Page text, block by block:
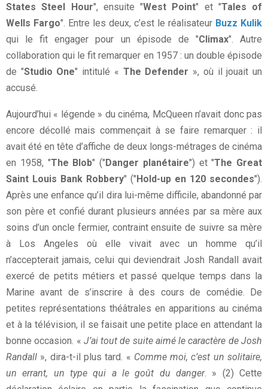
States Steel Hour", ensuite "West Point" et "Tales of
Wells Fargo". Entre les deux, c’est le réalisateur Buzz Kulik
qui le fit engager pour un épisode de "Climax". Autre
collaboration qui le fit remarquer en 1957 : un double épisode
de "Studio One" intitulé « The Defender », où il jouait un
accusé.
Aujourd’hui « légende » du cinéma, McQueen n’avait donc pas
encore décollé mais commençait à se faire remarquer : il
avait été en tête d’affiche de deux longs-métrages de cinéma
en 1958, "The Blob" ("Danger planétaire") et "The Great
Saint Louis Bank Robbery" ("Hold-up en 120 secondes").
Après une enfance qu’il dira lui-même difficile, abandonné par
son père et confié durant plusieurs années par sa mère aux
soins d’un oncle fermier, contraint ensuite de suivre sa mère
à Los Angeles où elle vivait avec un homme qu’il
n’accepterait jamais, celui qui deviendrait Josh Randall avait
exercé de petits métiers et passé quelque temps dans la
Marine avant de s’inscrire à des cours de comédie. De
petites représentations théâtrales en apparitions au cinéma
et à la télévision, il se faisait une petite place en attendant la
bonne occasion. « J’ai tout de suite aimé le caractère de Josh
Randall », dira-t-il plus tard. « Comme moi, c’est un solitaire,
un errant, un type qui a le goût du danger. » (2) Cette